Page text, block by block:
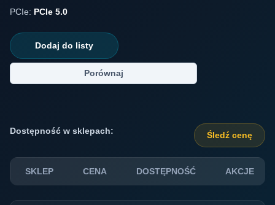
PCIe: PCIe 5.0
Dodaj do listy
Porównaj
Dostępność w sklepach: Śledź cenę
SKLEP CENA DOSTĘPNOŚĆ AKCJE